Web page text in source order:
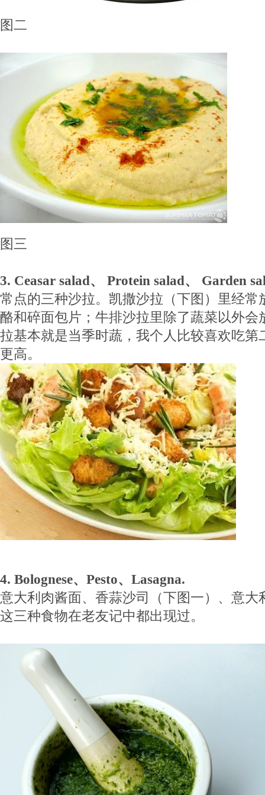
图二
图三
3. Ceasar salad、 Protein salad、 Garden
常点的三种沙拉。凯撒沙拉（下图）里经常
酪和碎面包片；牛排沙拉里除了蔬菜以外会
拉基本就是当季时蔬，我个人比较喜欢吃第
更高。
4. Bolognese、Pesto、Lasagna.
意大利肉酱面、香蒜沙司（下图一）、意大
这三种食物在老友记中都出现过。